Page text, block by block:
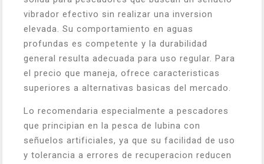
vibrador efectivo sin realizar una inversion
elevada. Su comportamiento en aguas
profundas es competente y la durabilidad
general resulta adecuada para uso regular. Para
el precio que maneja, ofrece caracteristicas
superiores a alternativas basicas del mercado.
Lo recomendaria especialmente a pescadores
que principian en la pesca de lubina con
señuelos artificiales, ya que su facilidad de uso
y tolerancia a errores de recuperacion reducen